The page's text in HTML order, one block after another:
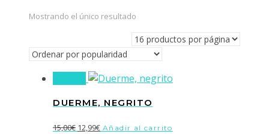
Mostrando el único resultado
DUERME, NEGRITO
15,00€ El
12,99€ElAñadir al carrito